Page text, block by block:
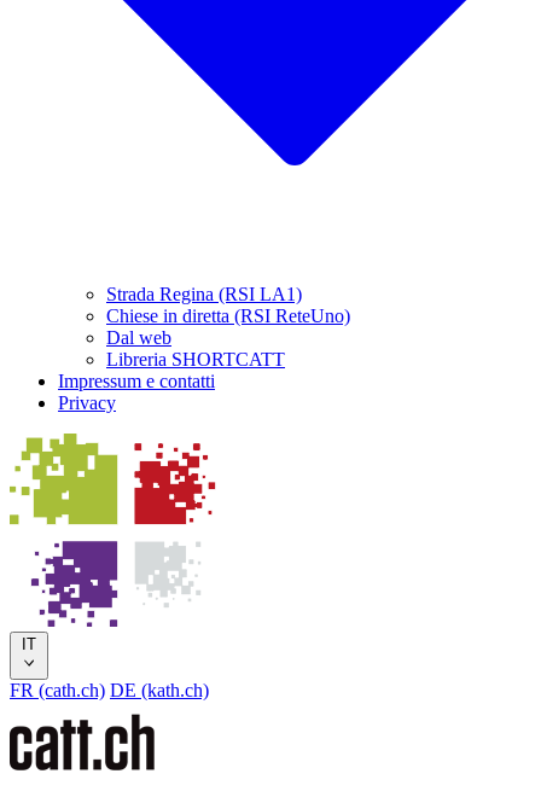
Strada Regina (RSI LA1)
Chiese in diretta (RSI ReteUno)
Dal web
Libreria SHORTCATT
Impressum e contatti
Privacy
IT
FR (cath.ch) DE (kath.ch)